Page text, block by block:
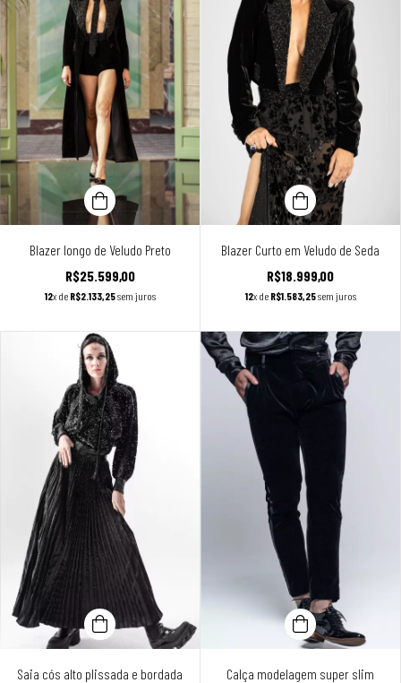
Blazer longo de Veludo Preto
R$25.599,00
12x de R$2.133,25sem juros
Blazer Curto em Veludo de Seda
R$18.999,00
12x de R$1.583,25sem juros
Saia cós alto plissada e bordada
Calça modelagem super slim